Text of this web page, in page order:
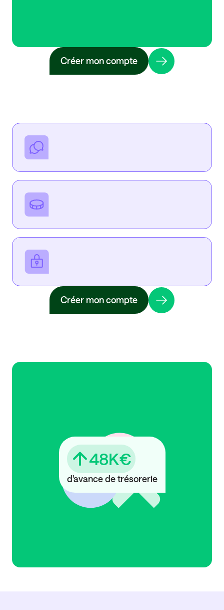
Créer mon compte
Créer mon compte
48K€
d'avance de trésorerie